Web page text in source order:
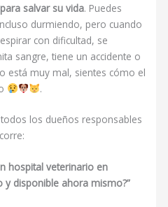
salvar su vida. Puedes
durmiendo, pero cuando
con dificultad, se
sangre, tiene un accidente o
está muy mal, sientes cómo el
.
los dueños responsables
hospital veterinario en
y disponible ahora mismo?”